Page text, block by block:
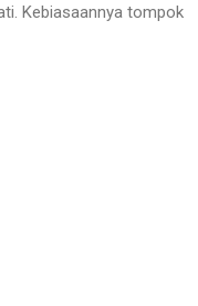
Kebiasaannya tompok